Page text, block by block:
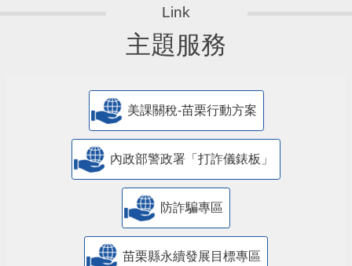
主題服務
美課關稅-苗栗行動方案
內政部警政署「打詐儀錶板」
防詐騙專區
苗栗縣永續發展目標專區